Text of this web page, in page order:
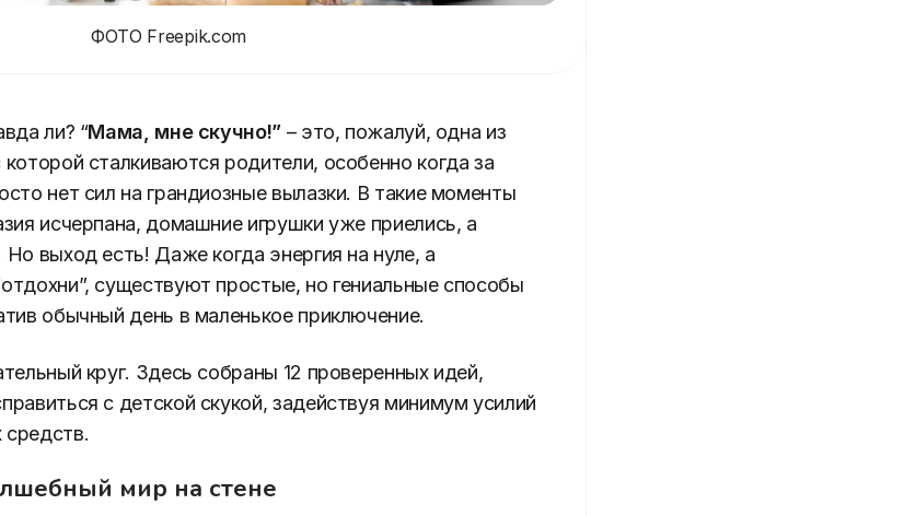
ФОТО Freepik.com
ли? “Мама, мне скучно!”– это, пожалуй, одна из
сталкиваются родители, особенно когда за
нет сил на грандиозные вылазки. В такие моменты
исчерпана, домашние игрушки уже приелись, а
выход есть! Даже когда энергия на нуле, а
существуют простые, но гениальные способы
обычный день в маленькое приключение.
круг. Здесь собраны 12 проверенных идей,
с детской скукой, задействуя минимум усилий
мир на стене